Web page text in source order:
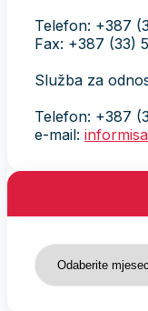
Telefon: +387
Fax: +387 (33)
Služba za
Telefon: +387
e-mail:
Arhiva